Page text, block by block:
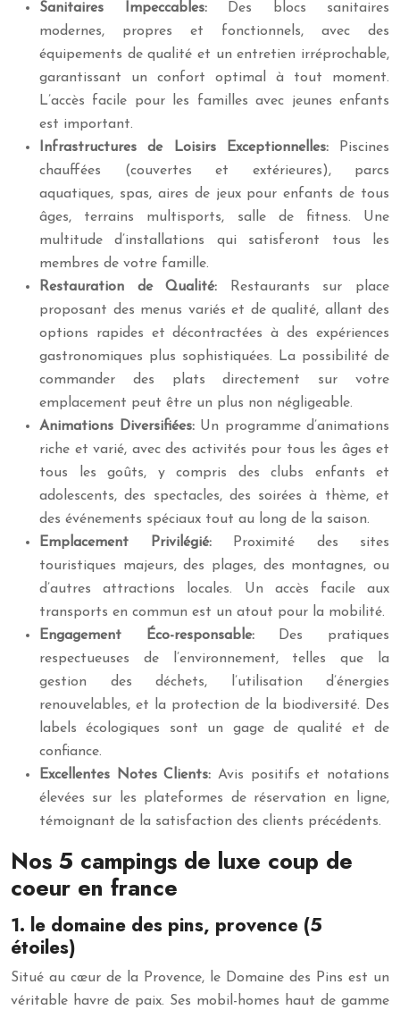
Sanitaires Impeccables:
Des blocs sanitaires
modernes, propres et fonctionnels, avec des
équipements de qualité et un entretien irréprochable,
garantissant un confort optimal à tout moment.
L’accès facile pour les familles avec jeunes enfants
est important.
Infrastructures de Loisirs Exceptionnelles:
Piscines
chauffées (couvertes et extérieures), parcs
aquatiques, spas, aires de jeux pour enfants de tous
âges, terrains multisports, salle de fitness. Une
multitude d’installations qui satisferont tous les
membres de votre famille.
Restauration de Qualité:
Restaurants sur place
proposant des menus variés et de qualité, allant des
options rapides et décontractées à des expériences
gastronomiques plus sophistiquées. La possibilité de
commander des plats directement sur votre
emplacement peut être un plus non négligeable.
Animations Diversifiées: Un programme d’animations
riche et varié, avec des activités pour tous les âges et
tous les goûts, y compris des clubs enfants et
adolescents, des spectacles, des soirées à thème, et
des événements spéciaux tout au long de la saison.
Emplacement Privilégié:
Proximité des sites
touristiques majeurs, des plages, des montagnes, ou
d’autres attractions locales. Un accès facile aux
transports en commun est un atout pour la mobilité.
Engagement Éco-responsable:
Des pratiques
respectueuses de l’environnement, telles que la
gestion des déchets, l’utilisation d’énergies
renouvelables, et la protection de la biodiversité. Des
labels écologiques sont un gage de qualité et de
confiance.
Excellentes Notes Clients: Avis positifs et notations
élevées sur les plateformes de réservation en ligne,
témoignant de la satisfaction des clients précédents.
Nos 5 campings de luxe coup de
coeur en france
1. le domaine des pins, provence (5
étoiles)
Situé au cœur de la Provence, le Domaine des Pins est un
véritable havre de paix. Ses mobil-homes haut de gamme